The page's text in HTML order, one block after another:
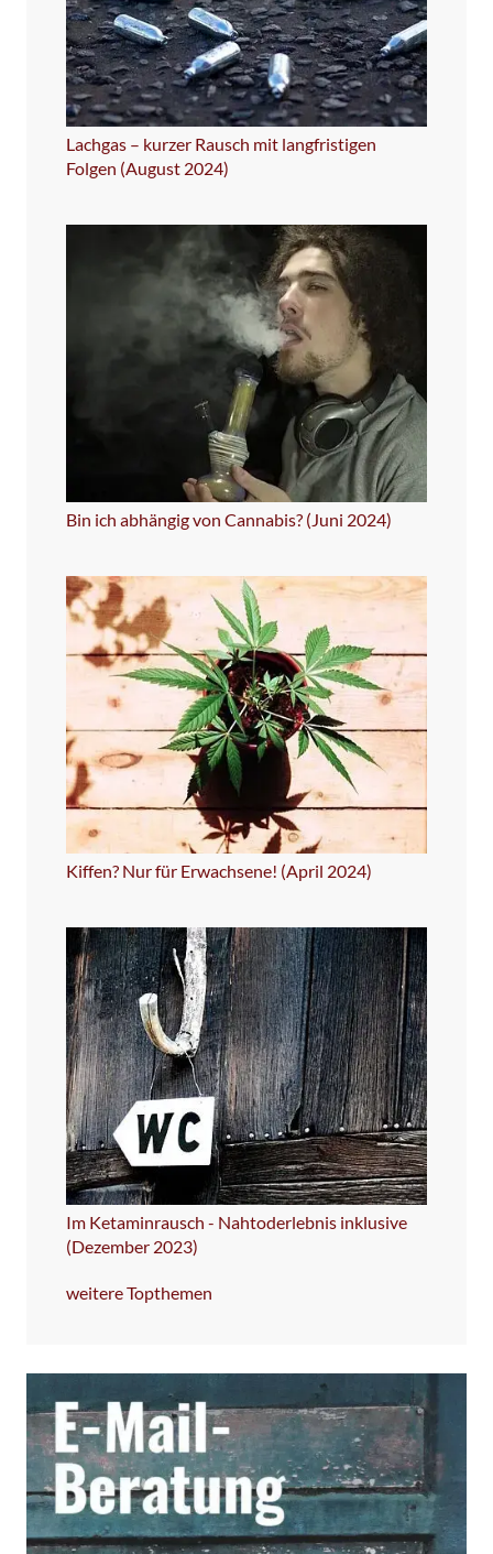
Lachgas – kurzer Rausch mit langfristigen
Folgen (August 2024)
Bin ich abhängig von Cannabis? (Juni 2024)
Kiffen? Nur für Erwachsene! (April 2024)
Im Ketaminrausch - Nahtoderlebnis inklusive
(Dezember 2023)
weitere Topthemen